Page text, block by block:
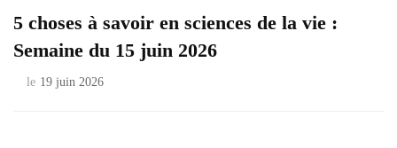
5 choses à savoir en sciences de la vie :
Semaine du 15 juin 2026
le 19 juin 2026